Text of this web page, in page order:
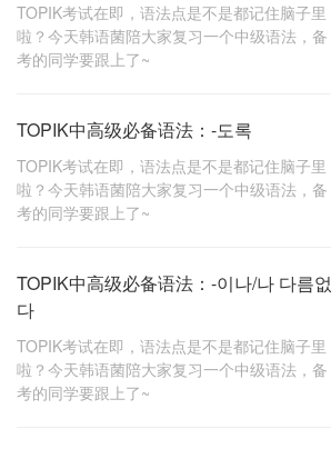
TOPIK考试在即，语法点是不是都记住脑子里
啦？今天韩语菌陪大家复习一个中级语法，备
考的同学要跟上了~
TOPIK中高级必备语法：-도록
TOPIK考试在即，语法点是不是都记住脑子里
啦？今天韩语菌陪大家复习一个中级语法，备
考的同学要跟上了~
TOPIK中高级必备语法：-이나/나 다름없
다
TOPIK考试在即，语法点是不是都记住脑子里
啦？今天韩语菌陪大家复习一个中级语法，备
考的同学要跟上了~